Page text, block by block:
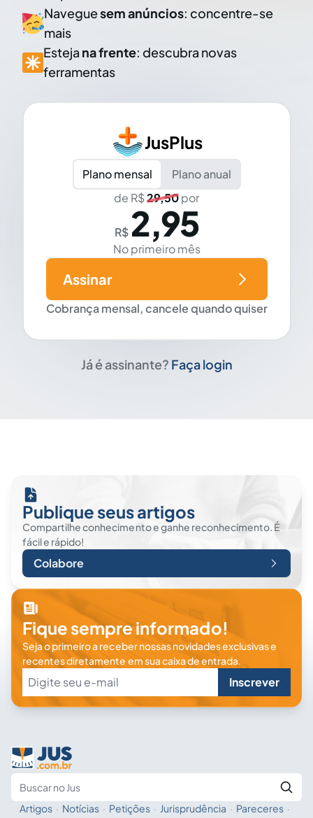
Naveguesem anúncios: concentre-se
mais
Esteja na frente: descubra novas
ferramentas
JusPlus
Plano mensal
Plano anual
de R$29,50por
R$ 2,95
No primeiro mês
Cobrança mensal, cancele quando quiser
Assinar
Já é assinante? Faça login
Publique seus artigos
Compartilhe conhecimento e ganhe reconhecimento. É
fácil e rápido!
Colabore
Fique sempre informado!
Seja o primeiro a receber nossas novidades exclusivas e
recentes diretamente em sua caixa de entrada.
Inscrever
Artigos · Notícias · Petições · Jurisprudência · Pareceres ·